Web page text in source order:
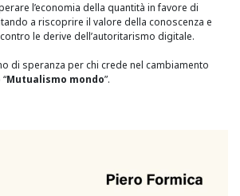
l’economia della quantità in favore di
a riscoprire il valore della conoscenza e
le derive dell’autoritarismo digitale.
di speranza per chi crede nel cambiamento
Mutualismo mondo”.